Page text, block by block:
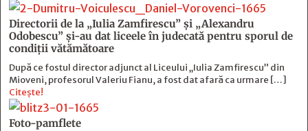
Directorii de la „Iulia Zamfirescu” și „Alexandru
Odobescu” și-au dat liceele în judecată pentru sporul de
condiții vătămătoare
După ce fostul director adjunct al Liceului „Iulia Zamfirescu” din
Mioveni, profesorul Valeriu Fianu, a fost dat afară ca urmare […]
Citește!
Foto-pamflete